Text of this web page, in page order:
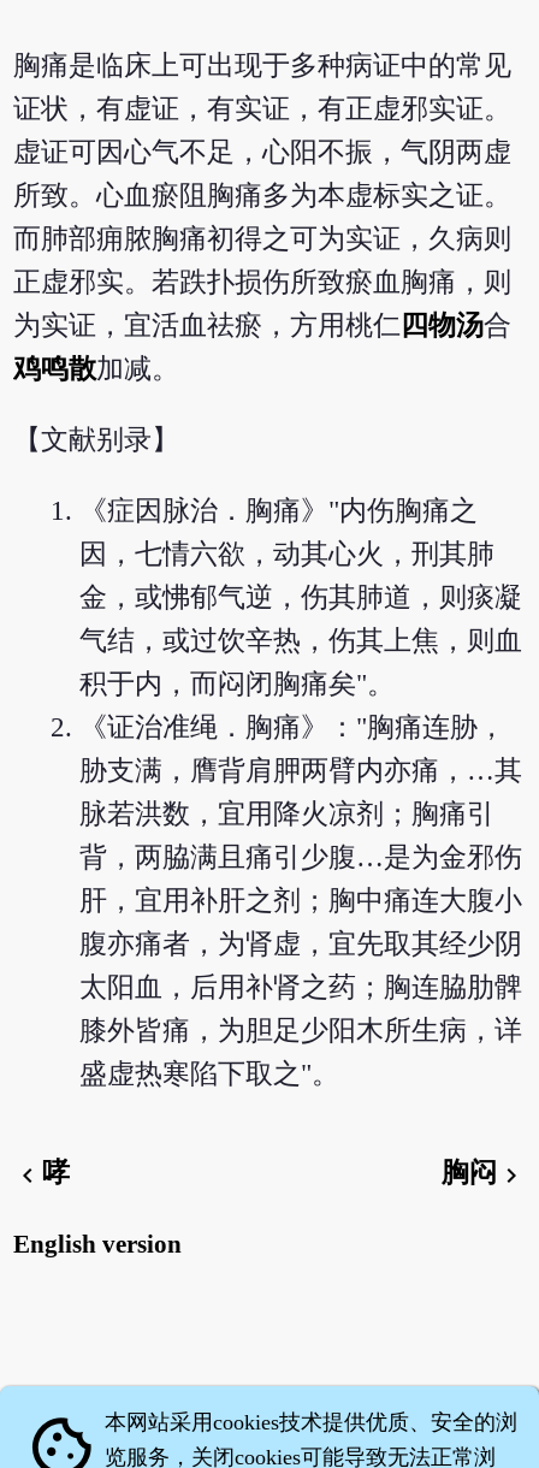
胸痛是临床上可出现于多种病证中的常见
证状，有虚证，有实证，有正虚邪实证。
虚证可因心气不足，心阳不振，气阴两虚
所致。心血瘀阻胸痛多为本虚标实之证。
而肺部痈脓胸痛初得之可为实证，久病则
正虚邪实。若跌扑损伤所致瘀血胸痛，则
为实证，宜活血祛瘀，方用桃仁 四物汤合
鸡鸣散加减。
【文献别录】
《症因脉治．胸痛》"内伤胸痛之
因，七情六欲，动其心火，刑其肺
金，或怫郁气逆，伤其肺道，则痰凝
气结，或过饮辛热，伤其上焦，则血
积于内，而闷闭胸痛矣"。
《证治准绳．胸痛》："胸痛连胁，
胁支满，膺背肩胛两臂内亦痛，…其
脉若洪数，宜用降火凉剂；胸痛引
背，两脇满且痛引少腹…是为金邪伤
肝，宜用补肝之剂；胸中痛连大腹小
腹亦痛者，为肾虚，宜先取其经少阴
太阳血，后用补肾之药；胸连脇肋髀
膝外皆痛，为胆足少阳木所生病，详
盛虚热寒陷下取之"。
chevron_left 哮 胸闷 chevron_right
English version
cookie 本网站采用cookies技术提供优质、安全的浏
览服务，关闭cookies可能导致无法正常浏